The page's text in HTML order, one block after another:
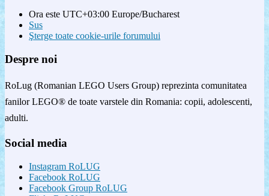
Ora este UTC+03:00 Europe/Bucharest
Sus
Şterge toate cookie-urile forumului
Despre noi
RoLug (Romanian LEGO Users Group) reprezinta comunitatea
fanilor LEGO® de toate varstele din Romania: copii, adolescenti,
adulti.
Social media
Instagram RoLUG
Facebook RoLUG
Facebook Group RoLUG